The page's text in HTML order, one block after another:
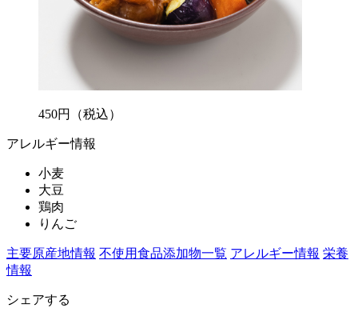
450円 （税込）
アレルギー情報
小麦
大豆
鶏肉
りんご
主要原産地情報 不使用食品添加物一覧 アレルギー情報 栄養
情報
シェアする